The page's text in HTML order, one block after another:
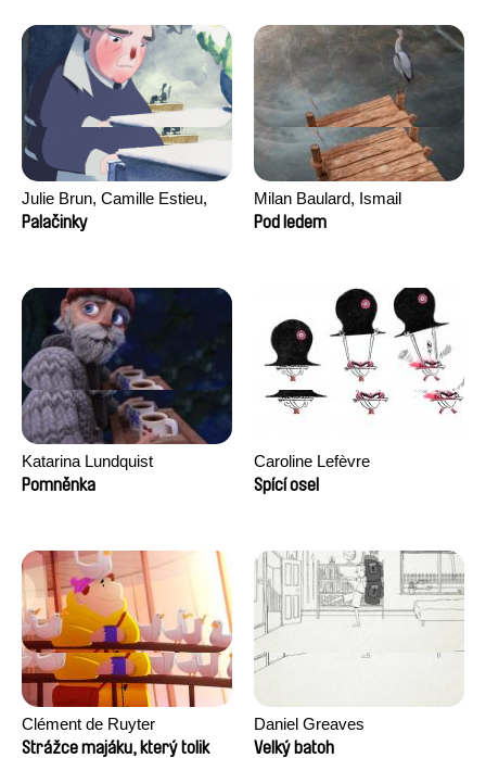
Julie Brun, Camille Estieu,
Jiamin Peng
Palačinky
Milan Baulard, Ismail
Berrahma, Flore Dupont,
Pod ledem
Katarina Lundquist
Pomněnka
Caroline Lefèvre
Spící osel
Clément de Ruyter
Strážce majáku, který tolik
Daniel Greaves
Velký batoh